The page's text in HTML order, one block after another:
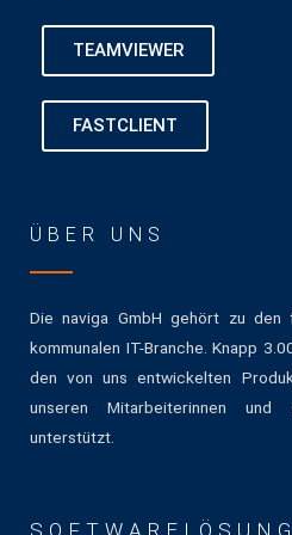
TEAMVIEWER
FASTCLIENT
ÜBER UNS
Die naviga GmbH gehört zu den
kommunalen IT-Branche. Knapp
den von uns entwickelten
unseren Mitarbeiterinnen
unterstützt.